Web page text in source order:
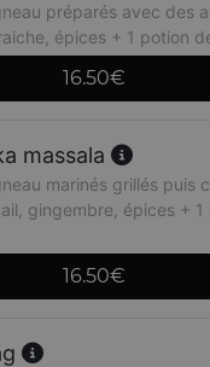
préparés avec des
épices + 1 potion
16.50€
massala
marinés grillés puis
gingembre, épices +
16.50€